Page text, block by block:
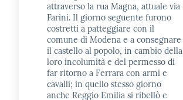
attraverso la rua Magna, attuale via
Farini. Il giorno seguente furono
costretti a patteggiare con il
comune di Modena e a consegnare
il castello al popolo, in cambio della
loro incolumità e del permesso di
far ritorno a Ferrara con armi e
cavalli; in quello stesso giorno
anche Reggio Emilia si ribellò e